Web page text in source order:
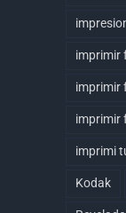
imprimir
imprimir
imprimir
imprimi
Kodak